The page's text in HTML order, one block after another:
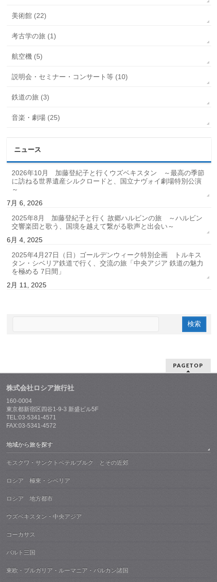
美術館 (22)
考古学の旅 (1)
航空機 (5)
説明会・セミナー・コンサート等 (10)
鉄道の旅 (3)
音楽・劇場 (25)
ニュース
2026年10月 加藤登紀子と行くウズベキスタン ～最高の季節
に訪ねる世界遺産シルクロードと、国立ナヴォイ劇場特別公演
～
7月 6, 2026
2025年8月 加藤登紀子と行く 故郷ハルビンの旅 ～ハルビン
交響楽団と歌う、国境を越えて繋がる歌声と出会い～
6月 4, 2025
2025年4月27日（日）ゴールデンウィーク特別企画 トルキス
タン・シベリア鉄道で行く、交流の旅「中央アジア 鉄道の魅力
を極める 7日間」
2月 11, 2025
PAGETOP
株式会社ロシア旅行社
160-0004
東京都新宿区四谷1-9-3 新盛ビル5F
TEL:03-5341-4571
FAX:03-5341-4572
地域から旅を探す
モスクワ・サンクトペテルブルク とその近郊
ロシア 極東・シベリア
ロシア 地方都市
ウズベキスタン・中央アジア
コーカサス
バルト三国
東欧・ブルガリア・ルーマニア・バルカン諸国